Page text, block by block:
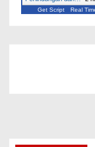
Get Script Real